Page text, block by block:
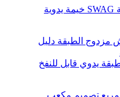
خيمة قابلة للنفخ مزدوجة SWAG خيمة يدوية
يدوي قابل للنفخ